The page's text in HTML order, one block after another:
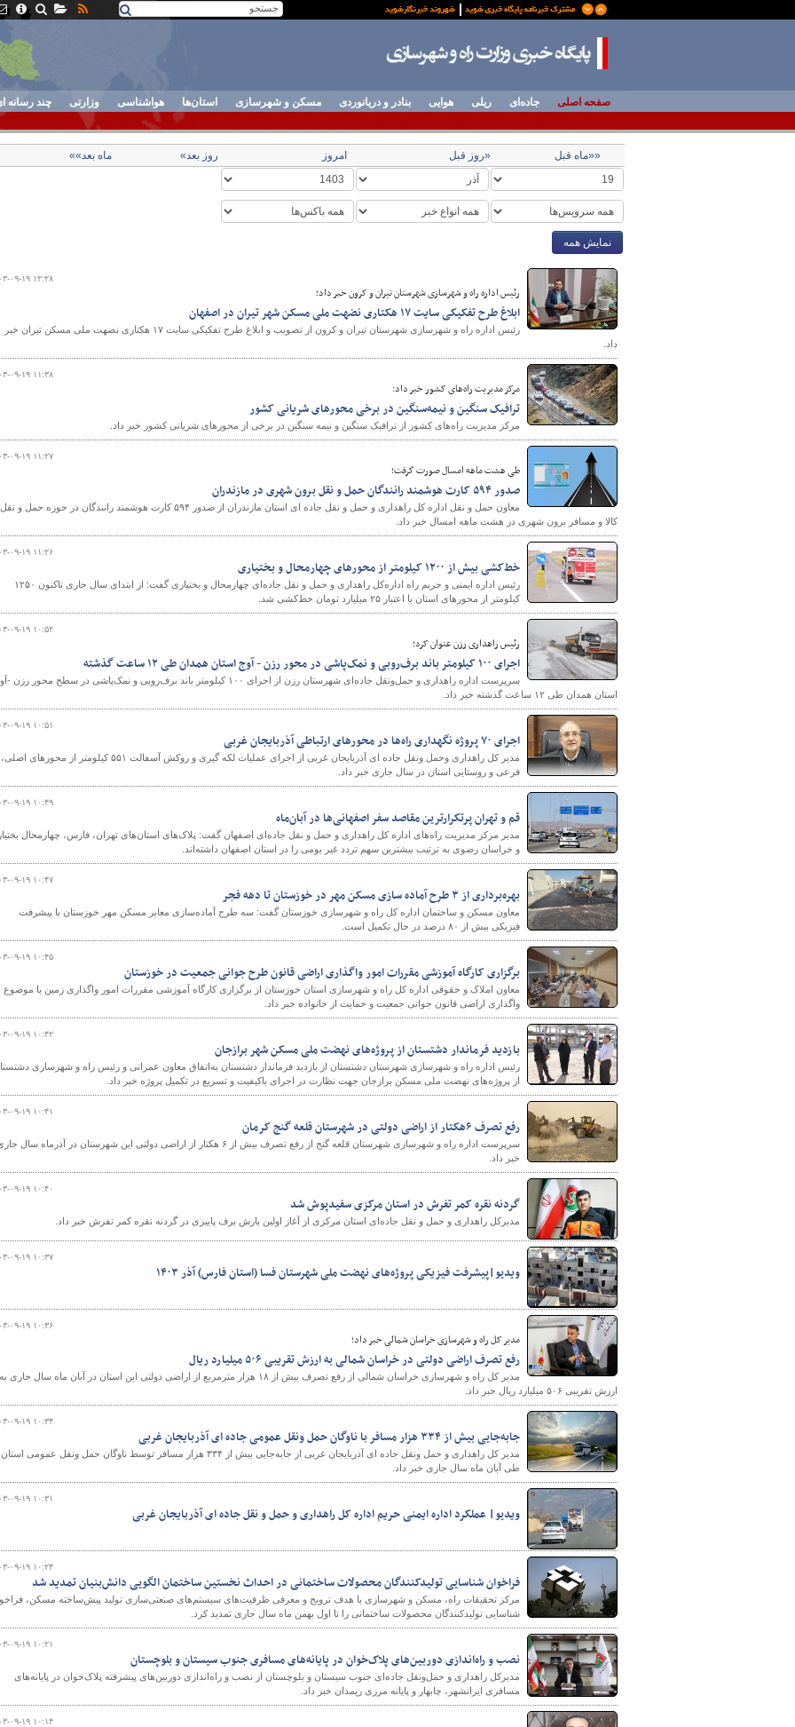
پایگاه خبری وزارت راه و
شهرسازی
صفحه اصلی جاده‌ای ریلی هوایی بنادر و دریانوردی مسکن و شهرسازی استان‌ها هواشناسی وزارتی چند رسانه
««ماه قبل «روز قبل امروز روز بعد» ماه بعد»»
نمایش همه
۱۴۰۳-۰۹-۱۹
رئیس اداره راه و شهرسازی شهرستان تیران و کرون خبر داد؛
ابلاغ طرح تفکیکی سایت ۱۷ هکتاری نضهت ملی مسکن شهر تیران در اصفهان
رئیس اداره راه و شهرسازی شهرستان تیران و کرون از تصویب و ابلاغ طرح تفکیکی سایت ۱۷ هکتاری نضهت ملی مسکن تیران خبر
داد.
۱۴۰۳-۰۹-۱۹
مرکز مدیریت راه‌های کشور خبر داد:
ترافیک سنگین و نیمه‌سنگین در برخی محورهای شریانی کشور
مرکز مدیریت راه‌های کشور از ترافیک سنگین و نیمه سنگین در برخی از محورهای شریانی کشور خبر داد.
۱۴۰۳-۰۹-۱۹
طی هشت ماهه امسال صورت گرفت؛
صدور ۵۹۴ کارت هوشمند رانندگان حمل و نقل برون شهری در مازندران
معاون حمل و نقل اداره کل راهداری و حمل و نقل جاده ای استان مازندران از صدور ۵۹۴ کارت هوشمند رانندگان در حوزه حمل و نقل
کالا و مسافر برون شهری در هشت ماهه امسال خبر داد.
۱۴۰۳-۰۹-۱۹
خط‌کشی بیش از ۱۲۰۰ کیلومتر از محورهای چهارمحال و بختیاری
رئیس اداره ایمنی و حریم راه اداره‌کل راهداری و حمل و نقل جاده‌ای چهارمحال و بختیاری گفت: از ابتدای سال جاری تاکنون ۱۲۵۰
کیلومتر از محورهای استان با اعتبار ۲۵ میلیارد تومان خط‌کشی شد.
۱۴۰۳-۰۹-۱۹
رئیس راهداری رزن عنوان کرد;
اجرای ۱۰۰ کیلومتر باند برف‌روبی و نمک‌پاشی در محور رزن - آوج استان همدان طی ۱۲ ساعت گذشته
سرپرست اداره راهداری و حمل‌ونقل جاده‌ای شهرستان رزن از اجرای ۱۰۰ کیلومتر باند برف‌روبی و نمک‌پاشی در سطح محور رزن
استان همدان طی ۱۲ ساعت گذشته خبر داد.
۱۴۰۳-۰۹-۱۹
اجرای ۷۰ پروژه نگهداری راه‌ها در محورهای ارتباطی آذربایجان غربی
مدیر کل راهداری وحمل ونقل جاده ای آذربایجان غربی از اجرای عملیات لکه گیری و روکش آسفالت ۵۵۱ کیلومتر از محورهای اصلی،
فرعی و روستایی استان در سال جاری خبر داد.
۱۴۰۳-۰۹-۱۹
قم و تهران پرتکرارترین مقاصد سفر اصفهانی‌ها در آبان‌ماه
مدیر مرکز مدیریت راه‌های اداره کل راهداری و حمل‌ و نقل جاده‌ای اصفهان گفت: پلاک‌های استان‌های تهران، فارس، چهارمحال
و خراسان رضوی به ترتیب بیشترین سهم تردد غیر بومی را در استان اصفهان داشته‌اند.
۱۴۰۳-۰۹-۱۹
بهره‌برداری از ۳ طرح آماده سازی مسکن مهر در خوزستان تا دهه فجر
معاون مسکن و ساختمان اداره کل راه و شهرسازی خوزستان گفت: سه طرح آماده‌سازی معابر مسکن مهر خوزستان با پیشرفت
فیزیکی بیش از ۸۰ درصد در حال تکمیل است.
۱۴۰۳-۰۹-۱۹
برگزاری کارگاه آموزشی مقررات امور واگذاری اراضی قانون طرح جوانی جمعیت در خوزستان
معاون املاک و حقوقی اداره کل راه و شهرسازی استان خوزستان از برگزاری کارگاه آموزشی مقررات امور واگذاری زمین با موضوع
واگذاری اراضی قانون جوانی جمعیت و حمایت از خانواده خبر داد.
۱۴۰۳-۰۹-۱۹
بازدید فرماندار دشتستان از پروژه‌های نهضت ملی مسکن شهر برازجان
رئیس اداره راه و شهرسازی شهرستان دشتستان از بازدید فرماندار دشتستان به‌اتفاق معاون عمرانی و رئیس راه و شهرسازی
از پروژه‌های نهضت ملی مسکن برازجان جهت نظارت در اجرای باکیفیت و تسریع در تکمیل پروژه خبر داد.
۱۴۰۳-۰۹-۱۹
رفع تصرف ۶هکتار از اراضی دولتی در شهرستان قلعه گنج کرمان
سرپرست اداره راه و شهرسازی شهرستان قلعه گنج از رفع تصرف بیش از ۶ هکتار از اراضی دولتی این شهرستان در آذرماه سال
خبر داد.
۱۴۰۳-۰۹-۱۹
گردنه نقره کمر تفرش در استان مرکزی سفیدپوش شد
مدیرکل راهداری و حمل و نقل جاده‌ای استان مرکزی از آغاز اولین بارش برف پاییزی در گردنه نقره کمر تفرش خبر داد.
۱۴۰۳-۰۹-۱۹
ویدیو|پیشرفت فیزیکی پروژه‌های نهضت ملی شهرستان فسا (استان فارس) آذر ۱۴۰۳
۱۴۰۳-۰۹-۱۹
مدیر کل راه و شهرسازی خراسان شمالی خبر داد؛
رفع تصرف اراضی دولتی در خراسان شمالی به ارزش تقریبی ۵۰۶ میلیارد ریال
مدیر کل راه و شهرسازی خراسان شمالی از رفع تصرف بیش از ۱۸ هزار مترمربع از اراضی دولتی این استان در آبان ماه سال جاری به
ارزش تقریبی ۵۰۶ میلیارد ریال خبر داد.
۱۴۰۳-۰۹-۱۹
جابه‌جایی بیش از ۳۳۴ هزار مسافر با ناوگان حمل ونقل عمومی جاده ای آذربایجان غربی
مدیر کل راهداری و حمل ونقل جاده ای آذربایجان غربی از جابه‌جایی بیش از ۳۳۴ هزار مسافر توسط ناوگان حمل ونقل عمومی استان
طی آبان ماه سال جاری خبر داد.
۱۴۰۳-۰۹-۱۹
ویدیو| عملکرد اداره ایمنی حریم اداره کل راهداری و حمل و نقل جاده ای آذربایجان غربی
۱۴۰۳-۰۹-۱۹
فراخوان شناسایی تولیدکنندگان محصولات ساختمانی در احداث نخستین ساختمان الگویی دانش‌بنیان تمدید شد
مرکز تحقیقات راه، مسکن و شهرسازی با هدف ترویج و معرفی ظرفیت‌های سیستم‌های صنعتی‌سازی تولید پیش‌ساخته مسکن،‌
شناسایی تولیدکنندگان محصولات ساختمانی را تا اول بهمن ماه سال جاری تمدید کرد.
۱۴۰۳-۰۹-۱۹
نصب و راه‌اندازی دوربین‌های پلاک‌خوان در پایانه‌های مسافری جنوب سیستان و بلوچستان
مدیرکل راهداری و حمل‌ونقل جاده‌ای جنوب سیستان و بلوچستان از نصب و راه‌اندازی دوربین‌های پیشرفته پلاک‌خوان در پایانه‌های
مسافری ایرانشهر، چابهار و پایانه مرزی ریمدان خبر داد.
۱۴۰۳-۰۹-۱۹